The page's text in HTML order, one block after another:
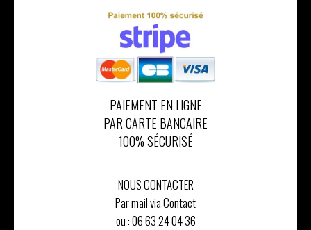
PAIEMENT EN LIGNE
PAR CARTE BANCAIRE
100% SÉCURISÉ
NOUS CONTACTER
Par mail via Contact
ou :06 63 24 04 36